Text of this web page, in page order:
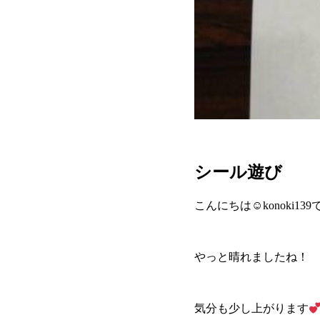
シール遊び
こんにちは☺konoki139
やっと晴れましたね！
気分も少し上がります